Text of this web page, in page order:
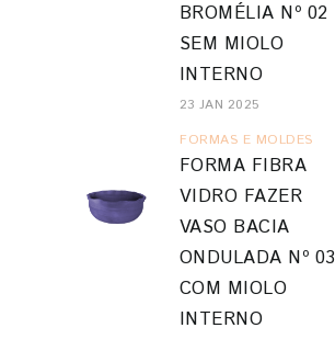
BROMÉLIA Nº 02
SEM MIOLO
INTERNO
23 JAN 2025
FORMAS E MOLDES
FORMA FIBRA
VIDRO FAZER
VASO BACIA
ONDULADA Nº 03
COM MIOLO
INTERNO